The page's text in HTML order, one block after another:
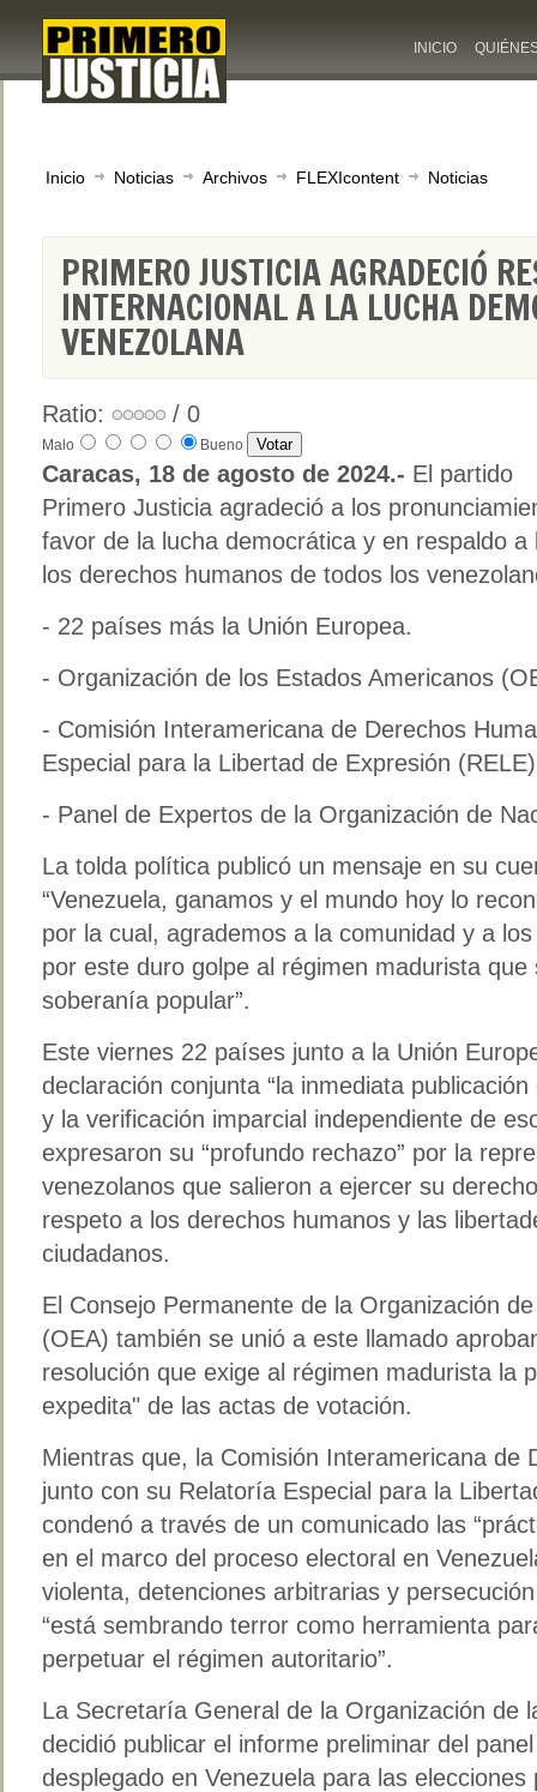
INICIO
Inicio Noticias Archivos FLEXIcontent Noticias
PRIMERO JUSTICIA AGRADECIÓ
INTERNACIONAL A LA LUCHA
VENEZOLANA
Ratio: / 0
Malo Bueno
Caracas, 18 de agosto de 2024.- El partido
Primero Justicia agradeció a los
favor de la lucha democrática y en respaldo
los derechos humanos de todos los
- 22 países más la Unión Europea.
- Organización de los Estados Americanos
- Comisión Interamericana de Derechos
Especial para la Libertad de Expresión
- Panel de Expertos de la Organización de
La tolda política publicó un mensaje en su
“Venezuela, ganamos y el mundo hoy lo
por la cual, agrademos a la comunidad y a
por este duro golpe al régimen madurista
soberanía popular”.
Este viernes 22 países junto a la Unión
declaración conjunta “la inmediata
y la verificación imparcial independiente de
expresaron su “profundo rechazo” por la
venezolanos que salieron a ejercer su
respeto a los derechos humanos y las
ciudadanos.
El Consejo Permanente de la Organización
(OEA) también se unió a este llamado
resolución que exige al régimen madurista la
expedita" de las actas de votación.
Mientras que, la Comisión Interamericana de
junto con su Relatoría Especial para la
condenó a través de un comunicado las
en el marco del proceso electoral en
violenta, detenciones arbitrarias y
“está sembrando terror como herramienta
perpetuar el régimen autoritario”.
La Secretaría General de la Organización de
decidió publicar el informe preliminar del
desplegado en Venezuela para las